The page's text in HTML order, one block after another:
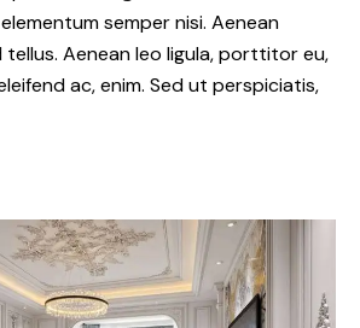
semper nisi. Aenean
Aenean leo ligula, porttitor eu,
ac, enim. Sed ut perspiciatis,